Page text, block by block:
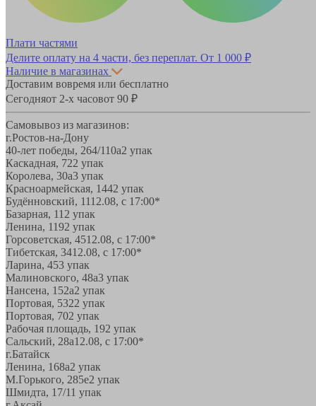
Плати частями
Делите оплату на 4 части, без переплат. От 1 000 ₽
Наличие в магазинах
Доставим вовремя или бесплатно
Сегодняот 2-х часовот 90 ₽
Самовывоз из магазинов:
г.Ростов-на-Дону
40-лет победы, 264/110а2 упак
Каскадная, 722 упак
Королева, 30а3 упак
Красноармейская, 1442 упак
Будённовский, 1112.08, с 17:00*
Базарная, 11 2 упак
Ленина, 1192 упак
Горсоветская, 4512.08, с 17:00*
Тибетская, 3412.08, с 17:00*
Ларина, 453 упак
Малиновского, 48а3 упак
Нансена, 152а2 упак
Портовая, 5322 упак
Портовая, 702 упак
Рабочая площадь, 192 упак
Сальский, 28a12.08, с 17:00*
г.Батайск
Ленина, 168а2 упак
М.Горького, 285е2 упак
Шмидта, 17/11 упак